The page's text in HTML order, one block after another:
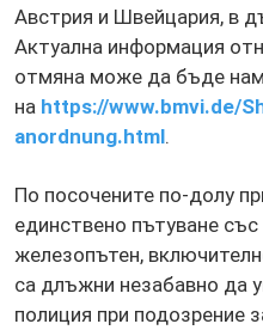
Австрия и Швейцария, в
Актуална информация
отмяна може да бъде
на https://www.bmvi.de/
anordnung.html.
По посочените по-долу
единствено пътуване
железопътен,
са длъжни незабавно да
полиция при подозрение